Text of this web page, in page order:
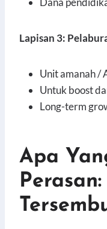
Lapisan 3:
Unit amanah /
Untuk boost
Long-term
Apa
Perasan: